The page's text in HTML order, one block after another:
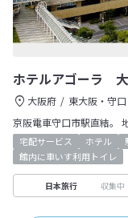
ホテルアゴーラ
大阪府 東大阪・守口
京阪電車守口市駅直結。
宅配サービス ホテル
館内に車いす利用トイレ
日本旅行 収集中